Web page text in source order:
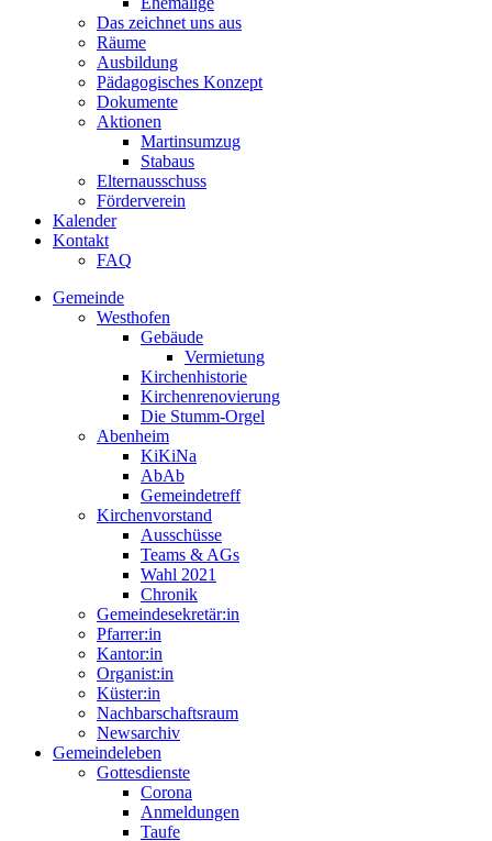
Das zeichnet uns aus
Räume
Ausbildung
Pädagogisches Konzept
Dokumente
Aktionen
Martinsumzug
Stabaus
Elternausschuss
Förderverein
Kalender
Kontakt
FAQ
Gemeinde
Westhofen
Gebäude
Vermietung
Kirchenhistorie
Kirchenrenovierung
Die Stumm-Orgel
Abenheim
KiKiNa
AbAb
Gemeindetreff
Kirchenvorstand
Ausschüsse
Teams & AGs
Wahl 2021
Chronik
Gemeindesekretär:in
Pfarrer:in
Kantor:in
Organist:in
Küster:in
Nachbarschaftsraum
Newsarchiv
Gemeindeleben
Gottesdienste
Corona
Anmeldungen
Taufe